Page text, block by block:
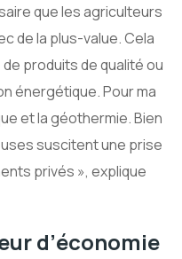
que les agriculteurs
de la plus-value. Cela
produits de qualité ou
énergétique. Pour ma
et la géothermie. Bien
suscitent une prise
privés », explique
d’économie